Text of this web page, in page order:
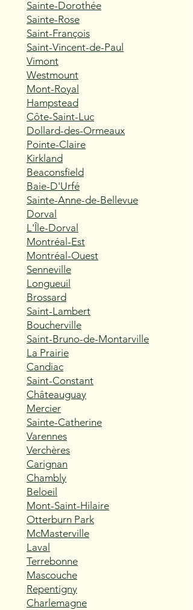
Sainte-Dorothée
Sainte-Rose
Saint-François
Saint-Vincent-de-Paul
Vimont
Westmount
Mont-Royal
Hampstead
Côte-Saint-Luc
Dollard-des-Ormeaux
Pointe-Claire
Kirkland
Beaconsfield
Baie-D'Urfé
Sainte-Anne-de-Bellevue
Dorval
L'Île-Dorval
Montréal-Est
Montréal-Ouest
Senneville
Longueuil
Brossard
Saint-Lambert
Boucherville
Saint-Bruno-de-Montarville
La Prairie
Candiac
Saint-Constant
Châteauguay
Mercier
Sainte-Catherine
Varennes
Verchères
Carignan
Chambly
Beloeil
Mont-Saint-Hilaire
Otterburn Park
McMasterville
Laval
Terrebonne
Mascouche
Repentigny
Charlemagne